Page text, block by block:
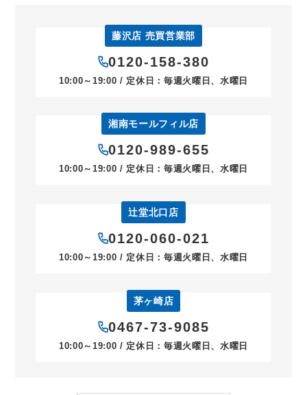
藤沢店 売買営業部
0120-158-380
10:00～19:00 / 定休日：毎週火曜日、水曜日
湘南モールフィル店
0120-989-655
10:00～19:00 / 定休日：毎週火曜日、水曜日
辻堂北口店
0120-060-021
10:00～19:00 / 定休日：毎週火曜日、水曜日
茅ヶ崎店
0467-73-9085
10:00～19:00 / 定休日：毎週火曜日、水曜日